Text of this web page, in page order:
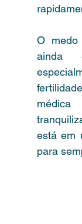
O medo
ainda
está em
para